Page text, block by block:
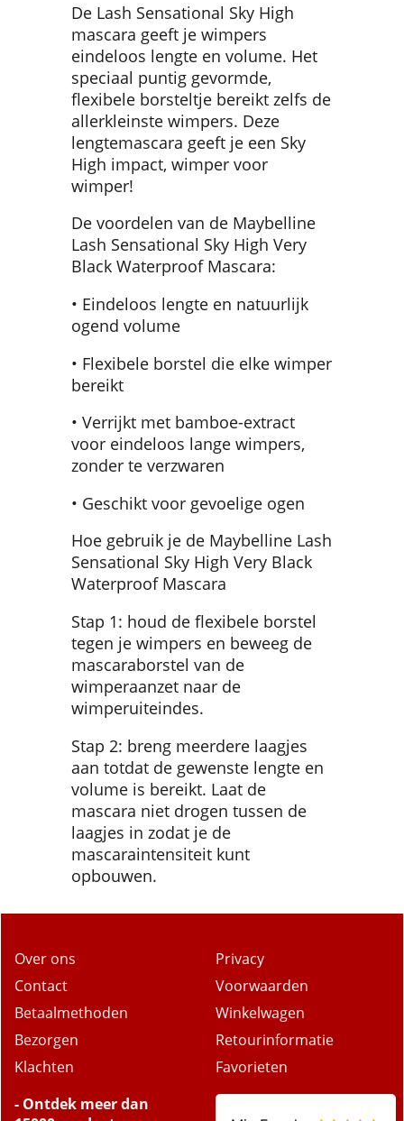
De Lash Sensational Sky High
mascara geeft je wimpers
eindeloos lengte en volume. Het
speciaal puntig gevormde,
flexibele borsteltje bereikt zelfs de
allerkleinste wimpers. Deze
lengtemascara geeft je een Sky
High impact, wimper voor
wimper!
De voordelen van de Maybelline
Lash Sensational Sky High Very
Black Waterproof Mascara:
• Eindeloos lengte en natuurlijk
ogend volume
• Flexibele borstel die elke wimper
bereikt
• Verrijkt met bamboe-extract
voor eindeloos lange wimpers,
zonder te verzwaren
• Geschikt voor gevoelige ogen
Hoe gebruik je de Maybelline Lash
Sensational Sky High Very Black
Waterproof Mascara
Stap 1: houd de flexibele borstel
tegen je wimpers en beweeg de
mascaraborstel van de
wimperaanzet naar de
wimperuiteindes.
Stap 2: breng meerdere laagjes
aan totdat de gewenste lengte en
volume is bereikt. Laat de
mascara niet drogen tussen de
laagjes in zodat je de
mascaraintensiteit kunt
opbouwen.
Over ons
Contact
Betaalmethoden
Bezorgen
Klachten
Privacy
Voorwaarden
Winkelwagen
Retourinformatie
Favorieten
- Ontdek meer dan